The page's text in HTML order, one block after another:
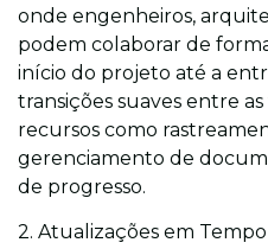
onde engenheiros,
podem colaborar de
início do projeto até a
transições suaves entre
recursos como
gerenciamento de
de progresso.
2. Atualizações em Tempo